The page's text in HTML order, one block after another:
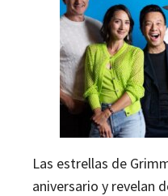
Las estrellas de
aniversario y revelan